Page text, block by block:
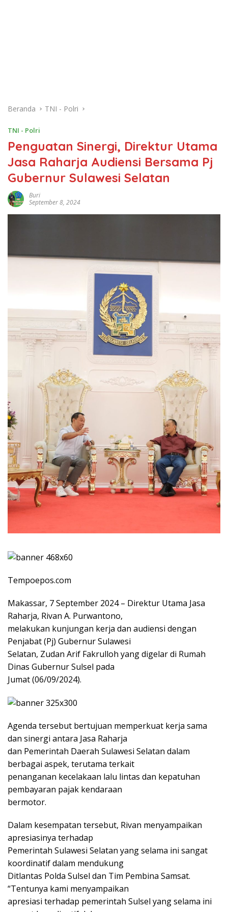
Beranda TNI - Polri
TNI - Polri
Penguatan Sinergi, Direktur Utama
Jasa Raharja Audiensi Bersama Pj
Gubernur Sulawesi Selatan
Buri
September 8, 2024
Tempoepos.com
Makassar, 7 September 2024 – Direktur Utama Jasa
Raharja, Rivan A. Purwantono,
melakukan kunjungan kerja dan audiensi dengan
Penjabat (Pj) Gubernur Sulawesi
Selatan, Zudan Arif Fakrulloh yang digelar di Rumah
Dinas Gubernur Sulsel pada
Jumat (06/09/2024).
Agenda tersebut bertujuan memperkuat kerja sama
dan sinergi antara Jasa Raharja
dan Pemerintah Daerah Sulawesi Selatan dalam
berbagai aspek, terutama terkait
penanganan kecelakaan lalu lintas dan kepatuhan
pembayaran pajak kendaraan
bermotor.
Dalam kesempatan tersebut, Rivan menyampaikan
apresiasinya terhadap
Pemerintah Sulawesi Selatan yang selama ini sangat
koordinatif dalam mendukung
Ditlantas Polda Sulsel dan Tim Pembina Samsat.
“Tentunya kami menyampaikan
apresiasi terhadap pemerintah Sulsel yang selama ini